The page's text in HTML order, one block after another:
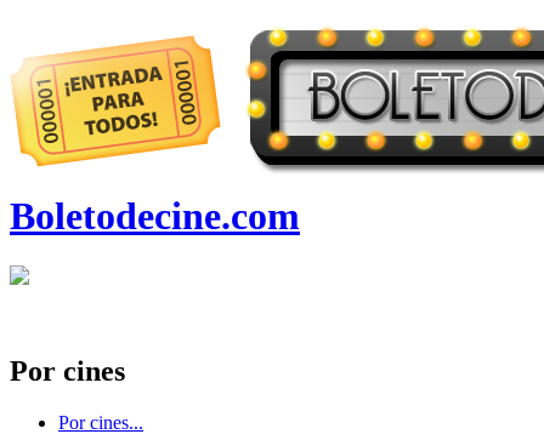
Boletodecine.com
Por cines
Por cines...